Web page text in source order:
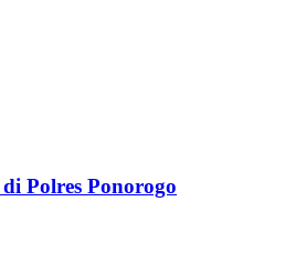
Polres Ponorogo